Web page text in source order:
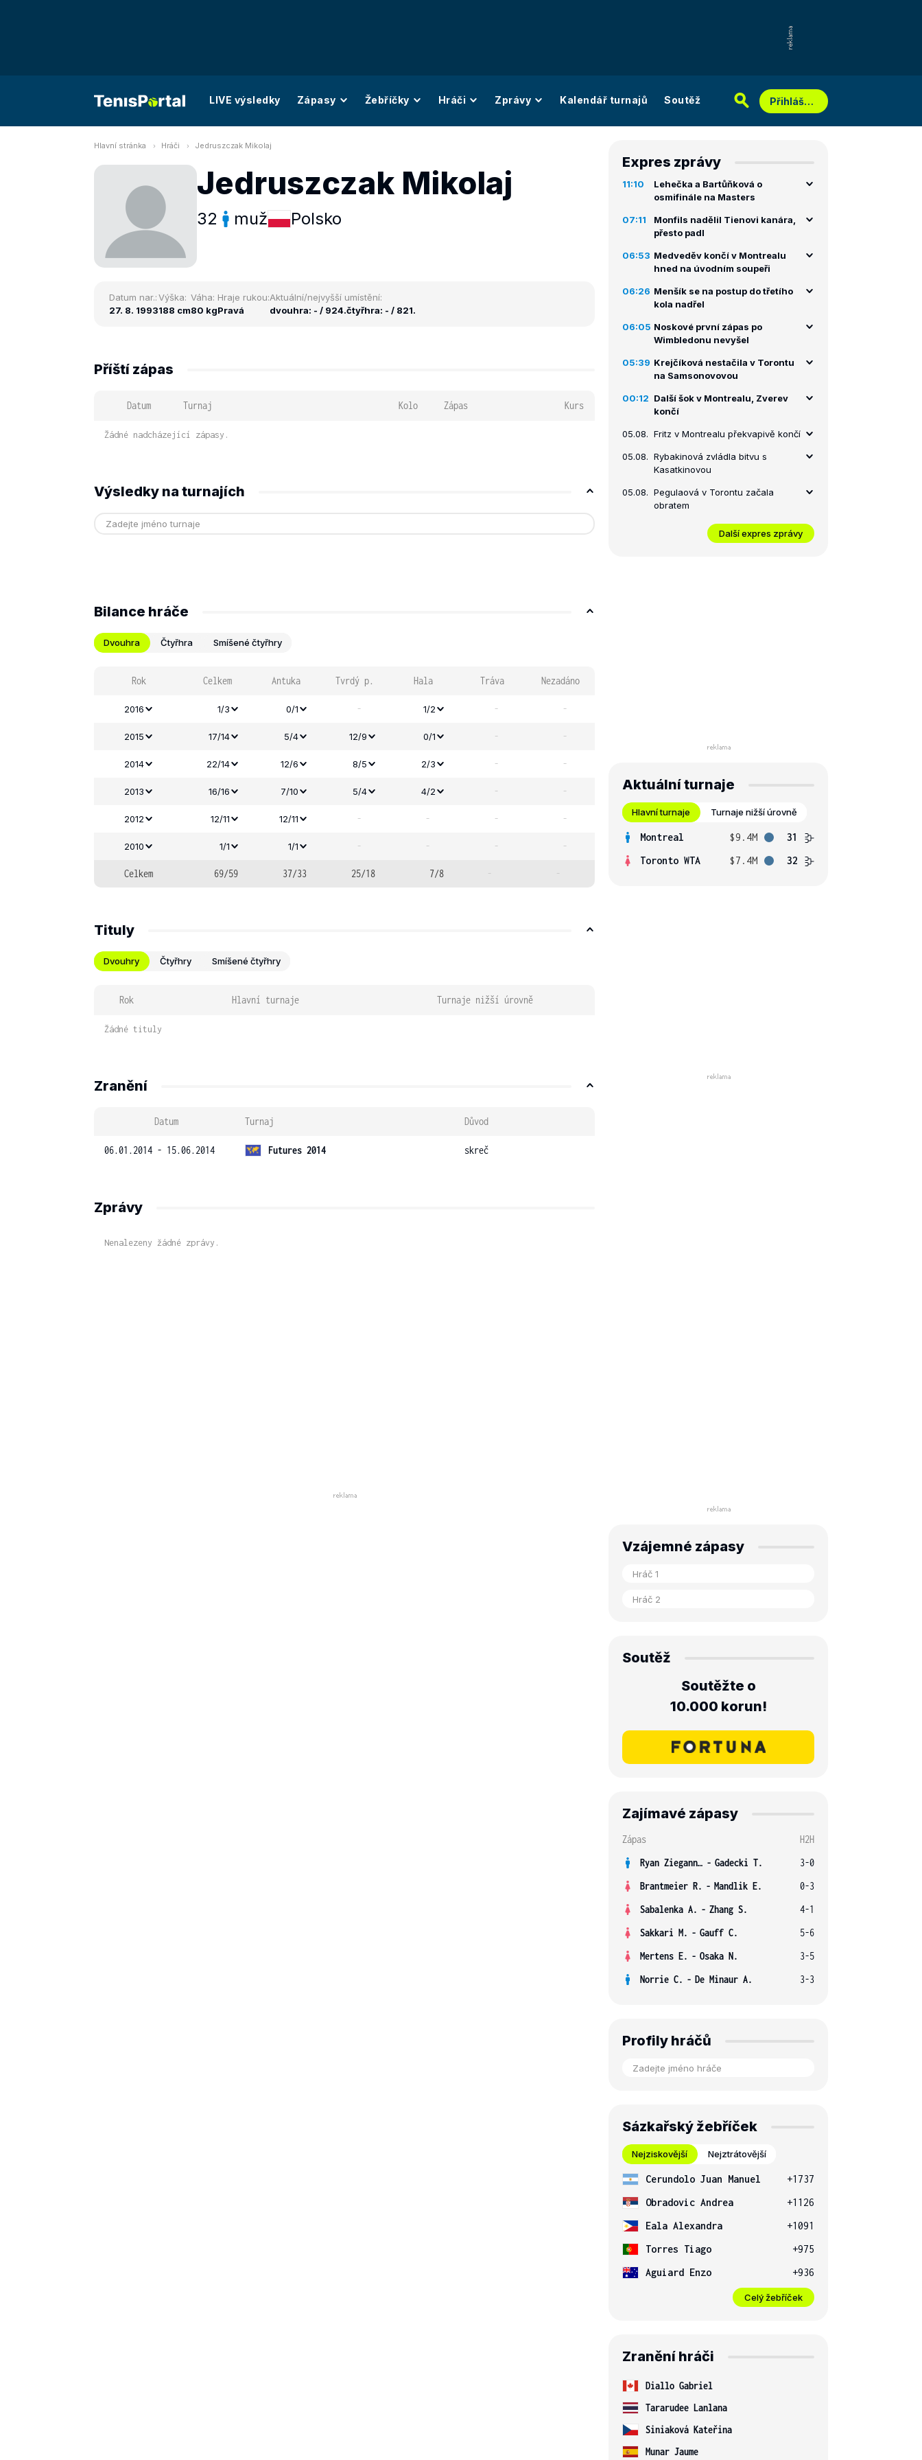
LIVE výsledky Zápasy Žebříčky Hráči Zprávy Kalendář turnajů Soutěž Přihlášení
Hlavní stránka Hráči Jedruszczak Mikolaj
Jedruszczak Mikolaj
32 muž Polsko
Datum nar.:
27. 8. 1993
Výška:
188 cm
Váha:
80 kg
Hraje rukou:
Pravá
Aktuální/nejvyšší umístění:
dvouhra: - / 924.čtyřhra: - / 821.
Příští zápas
Datum Turnaj Kolo Zápas Kurs
Žádné nadcházející zápasy.
Výsledky na turnajích
Bilance hráče
Dvouhra Čtyřhra Smíšené čtyřhry
Rok Celkem Antuka Tvrdý p. Hala Tráva Nezadáno
2016 1/3 0/1 - 1/2 - -
2015 17/14 5/4 12/9 0/1 - -
2014 22/14 12/6 8/5 2/3 - -
2013 16/16 7/10 5/4 4/2 - -
2012 12/11 12/11 - - - -
2010 1/1 1/1 - - - -
Celkem 69/59 37/33 25/18 7/8 - -
Tituly
Dvouhry Čtyřhry Smíšené čtyřhry
Rok Hlavní turnaje Turnaje nižší úrovně
Žádné tituly
Zranění
Datum Turnaj Důvod
06.01.2014 - 15.06.2014 Futures 2014 skreč
Zprávy
Nenalezeny žádné zprávy.
Expres zprávy
11:10
Lehečka a Bartůňková o
osmifinále na Masters
07:11
Monfils nadělil Tienovi kanára,
přesto padl
06:53 Medveděv končí v Montrealu
hned na úvodním soupeři
06:26 Menšík se na postup do třetího
kola nadřel
06:05 Noskové první zápas po
Wimbledonu nevyšel
05:39 Krejčíková nestačila v Torontu
na Samsonovovou
00:12 Další šok v Montrealu, Zverev
končí
05.08. Fritz v Montrealu překvapivě končí
05.08. Rybakinová zvládla bitvu s
Kasatkinovou
05.08. Pegulaová v Torontu začala
obratem
Další expres zprávy
Aktuální turnaje
Hlavní turnaje Turnaje nižší úrovně
Montreal $9.4M
31
Toronto WTA
$7.4M 32
Vzájemné zápasy
Soutěž
Soutěžte o
10.000 korun!
Zajímavé zápasy
Zápas
H2H
Ryan Ziegann S. - Gadecki T.
3-0
Brantmeier R. - Mandlik E.
0-3
Sabalenka A. - Zhang S.
4-1
Sakkari M. - Gauff C.
5-6
Mertens E. - Osaka N.
3-5
Norrie C. - De Minaur A. 3-3
Profily hráčů
Sázkařský žebříček
Nejziskovější Nejztrátovější
Cerundolo Juan Manuel
+1737
Obradovic Andrea
+1126
Eala Alexandra
+1091
Torres Tiago
+975
Aguiard Enzo
+936
Celý žebříček
Zranění hráči
Diallo Gabriel
Tararudee Lanlana
Siniaková Kateřina
Munar Jaume